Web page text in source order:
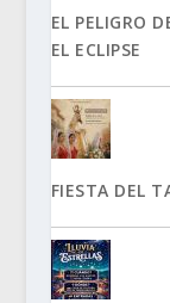
EL PELIGRO
EL ECLIPSE
FIESTA DEL